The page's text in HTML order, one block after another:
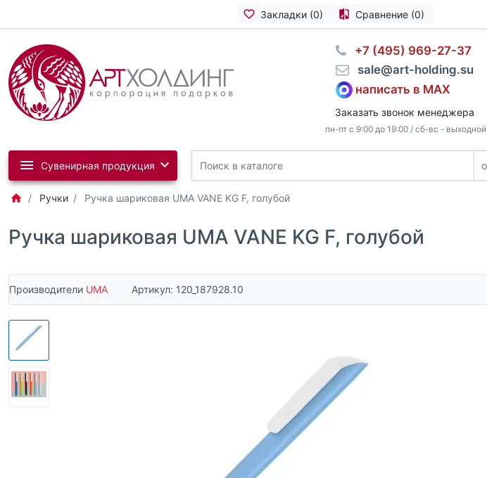
Закладки (0) Сравнение (0)
⠀+7 (495) 969-27-37
⠀sale@art-holding.su
написать в MAX
Заказать звонок менеджера
пн-пт с 9:00 до 19:00 / сб-вс - выходной
Сувенирная продукция
Ручки Ручка шариковая UMA VANE KG F, голубой
Ручка шариковая UMA VANE KG F, голубой
Производители UMA Артикул: 120_187928.10